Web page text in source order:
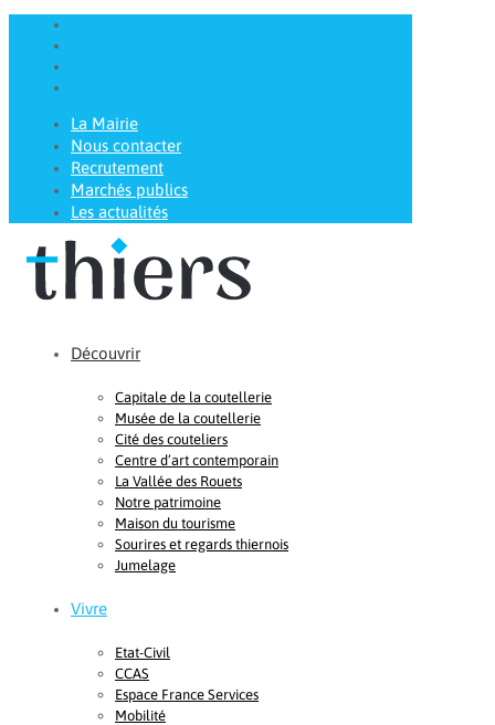
La Mairie
Nous contacter
Recrutement
Marchés publics
Les actualités
Découvrir
Capitale de la coutellerie
Musée de la coutellerie
Cité des couteliers
Centre d’art contemporain
La Vallée des Rouets
Notre patrimoine
Maison du tourisme
Sourires et regards thiernois
Jumelage
Vivre
Etat-Civil
CCAS
Espace France Services
Mobilité